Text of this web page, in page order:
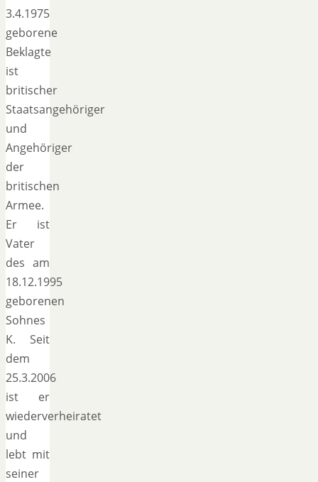
3.4.1975
geborene
Beklagte
ist
britischer
Staatsangehöriger
und
Angehöriger
der
britischen
Armee.
Er ist
Vater
des am
18.12.1995
geborenen
Sohnes
K. Seit
dem
25.3.2006
ist er
wiederverheiratet
und
lebt mit
seiner